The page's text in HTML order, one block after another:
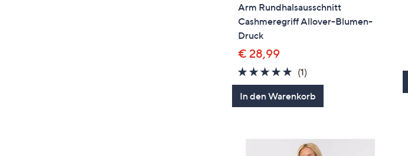
Arm Rundhalsausschnitt
Cashmeregriff Allover-Blumen-
Druck
€ 28,99
5.0
von
5
(1)1
Bewertungen
In den Warenkorb